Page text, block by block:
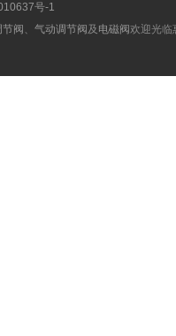
号-1
阀 、 气动调节阀 及 电磁阀欢迎光临